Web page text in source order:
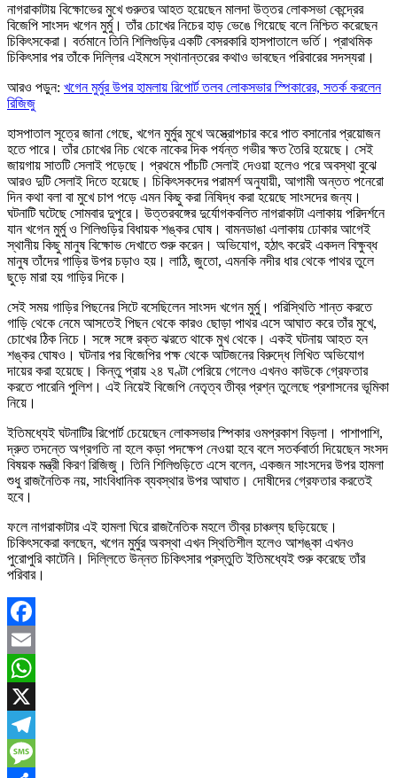
নাগরাকাটায় বিক্ষোভের মুখে গুরুতর আহত হয়েছেন মালদা উত্তর লোকসভা কেন্দ্রের
বিজেপি সাংসদ খগেন মুর্মু। তাঁর চোখের নিচের হাড় ভেঙে গিয়েছে বলে নিশ্চিত করেছেন
চিকিৎসকেরা। বর্তমানে তিনি শিলিগুড়ির একটি বেসরকারি হাসপাতালে ভর্তি। প্রাথমিক
চিকিৎসার পর তাঁকে দিল্লির এইমসে স্থানান্তরের কথাও ভাবছেন পরিবারের সদস্যরা।
আরও পড়ুন: খগেন মুর্মুর উপর হামলায় রিপোর্ট তলব লোকসভার স্পিকারের, সতর্ক করলেন
রিজিজু
হাসপাতাল সূত্রে জানা গেছে, খগেন মুর্মুর মুখে অস্ত্রোপচার করে পাত বসানোর প্রয়োজন
হতে পারে। তাঁর চোখের নিচ থেকে নাকের দিক পর্যন্ত গভীর ক্ষত তৈরি হয়েছে। সেই
জায়গায় সাতটি সেলাই পড়েছে। প্রথমে পাঁচটি সেলাই দেওয়া হলেও পরে অবস্থা বুঝে
আরও দুটি সেলাই দিতে হয়েছে। চিকিৎসকদের পরামর্শ অনুযায়ী, আগামী অন্তত পনেরো
দিন কথা বলা বা মুখে চাপ পড়ে এমন কিছু করা নিষিদ্ধ করা হয়েছে সাংসদের জন্য।
ঘটনাটি ঘটেছে সোমবার দুপুরে। উত্তরবঙ্গের দুর্যোগকবলিত নাগরাকাটা এলাকায় পরিদর্শনে
যান খগেন মুর্মু ও শিলিগুড়ির বিধায়ক শঙ্কর ঘোষ। বামনডাঙা এলাকায় ঢোকার আগেই
স্থানীয় কিছু মানুষ বিক্ষোভ দেখাতে শুরু করেন। অভিযোগ, হঠাৎ করেই একদল বিক্ষুব্ধ
মানুষ তাঁদের গাড়ির উপর চড়াও হয়। লাঠি, জুতো, এমনকি নদীর ধার থেকে পাথর তুলে
ছুড়ে মারা হয় গাড়ির দিকে।
সেই সময় গাড়ির পিছনের সিটে বসেছিলেন সাংসদ খগেন মুর্মু। পরিস্থিতি শান্ত করতে
গাড়ি থেকে নেমে আসতেই পিছন থেকে কারও ছোড়া পাথর এসে আঘাত করে তাঁর মুখে,
চোখের ঠিক নিচে। সঙ্গে সঙ্গে রক্ত ঝরতে থাকে মুখ থেকে। একই ঘটনায় আহত হন
শঙ্কর ঘোষও। ঘটনার পর বিজেপির পক্ষ থেকে আটজনের বিরুদ্ধে লিখিত অভিযোগ
দায়ের করা হয়েছে। কিন্তু প্রায় ২৪ ঘণ্টা পেরিয়ে গেলেও এখনও কাউকে গ্রেফতার
করতে পারেনি পুলিশ। এই নিয়েই বিজেপি নেতৃত্ব তীব্র প্রশ্ন তুলেছে প্রশাসনের ভূমিকা
নিয়ে।
ইতিমধ্যেই ঘটনাটির রিপোর্ট চেয়েছেন লোকসভার স্পিকার ওমপ্রকাশ বিড়লা। পাশাপাশি,
দ্রুত তদন্তে অগ্রগতি না হলে কড়া পদক্ষেপ নেওয়া হবে বলে সতর্কবার্তা দিয়েছেন সংসদ
বিষয়ক মন্ত্রী কিরণ রিজিজু। তিনি শিলিগুড়িতে এসে বলেন, একজন সাংসদের উপর হামলা
শুধু রাজনৈতিক নয়, সাংবিধানিক ব্যবস্থার উপর আঘাত। দোষীদের গ্রেফতার করতেই
হবে।
ফলে নাগরাকাটার এই হামলা ঘিরে রাজনৈতিক মহলে তীব্র চাঞ্চল্য ছড়িয়েছে।
চিকিৎসকেরা বলছেন, খগেন মুর্মুর অবস্থা এখন স্থিতিশীল হলেও আশঙ্কা এখনও
পুরোপুরি কাটেনি। দিল্লিতে উন্নত চিকিৎসার প্রস্তুতি ইতিমধ্যেই শুরু করেছে তাঁর
পরিবার।
Facebook
Email
WhatsApp
X
Telegram